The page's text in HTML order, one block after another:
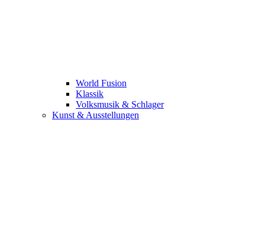
World Fusion
Klassik
Volksmusik & Schlager
Kunst & Ausstellungen